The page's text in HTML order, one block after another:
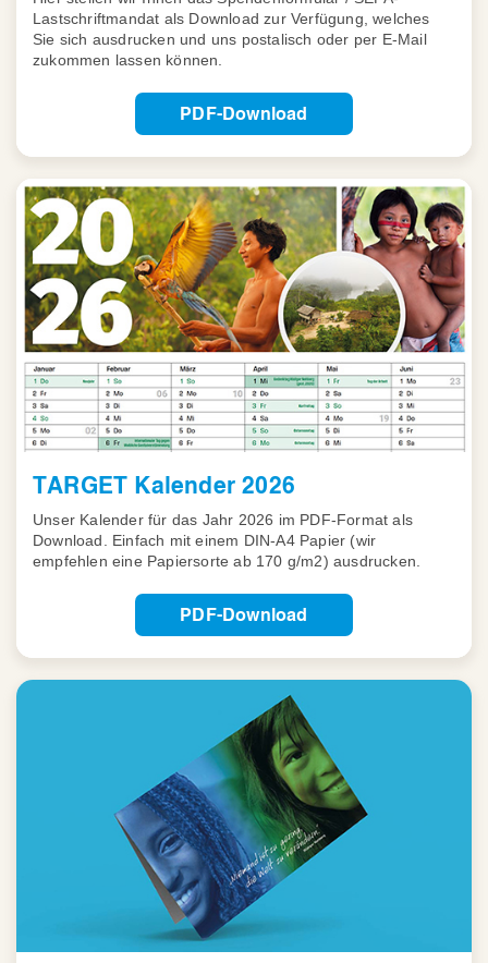
Lastschriftmandat als Download zur Verfügung, welches
Sie sich ausdrucken und uns postalisch oder per E-Mail
zukommen lassen können.
PDF-Download
TARGET Kalender 2026
Unser Kalender für das Jahr 2026 im PDF-Format als
Download. Einfach mit einem DIN-A4 Papier (wir
empfehlen eine Papiersorte ab 170 g/m2) ausdrucken.
PDF-Download